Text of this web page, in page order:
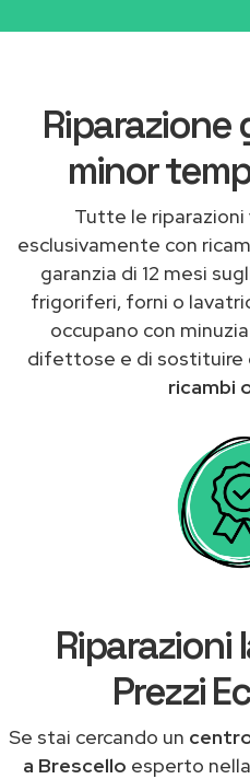
minor
Tutte le
esclusivamente con
garanzia di 12 mesi
frigoriferi, forni o
occupano con
difettose e di sostituire
ricambi
Riparazioni
Prezzi
Se stai cercando un
a Brescello esperto nella